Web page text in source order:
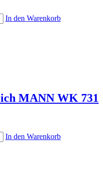
In den Warenkorb
MANN WK 731
In den Warenkorb